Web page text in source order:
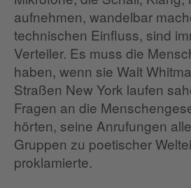
aufnehmen, wandelbar
technischen Einfluss, sind
Verteiler. Es muss die
haben, wenn sie Walt
Straßen New York laufen
Fragen an die
hörten, seine Anrufungen
Gruppen zu poetischer
proklamierte.